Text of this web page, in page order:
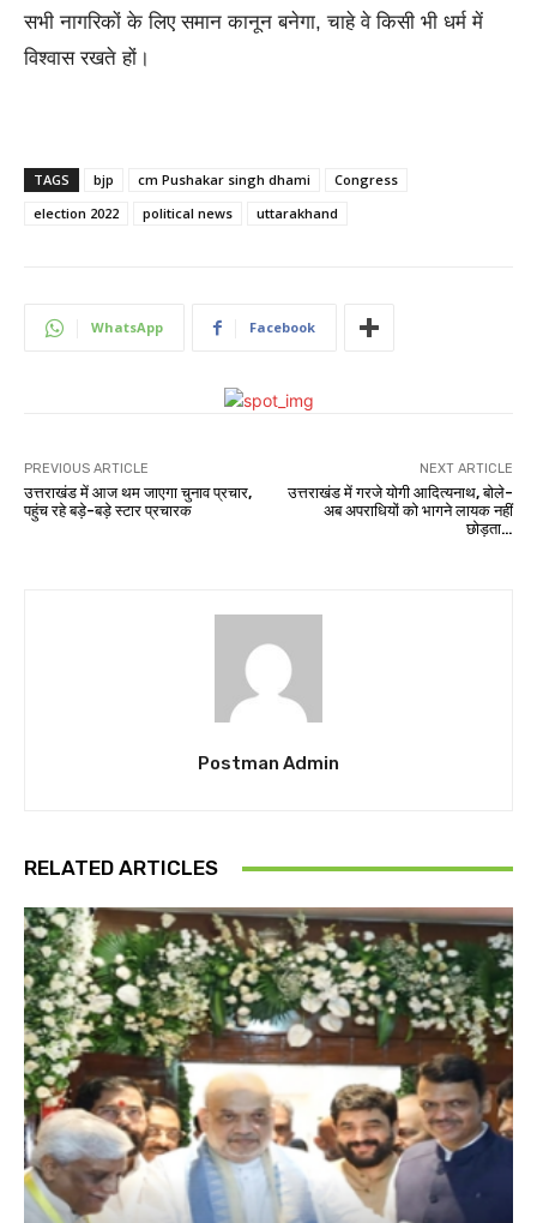
सभी नागरिकों के लिए समान कानून बनेगा, चाहे वे किसी भी धर्म में
विश्वास रखते हों।
TAGS bjp cm Pushakar singh dhami
Congress
election 2022
political news uttarakhand
WhatsApp Facebook
PREVIOUS ARTICLE
उत्तराखंड में आज थम जाएगा चुनाव प्रचार,
पहुंच रहे बड़े-बड़े स्टार प्रचारक
NEXT ARTICLE
उत्तराखंड में गरजे योगी आदित्यनाथ, बोले-
अब अपराधियों को भागने लायक नहीं
छोड़ता…
Postman Admin
RELATED ARTICLES